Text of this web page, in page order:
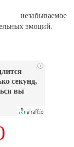
эмоций.
i
секунд,
вы